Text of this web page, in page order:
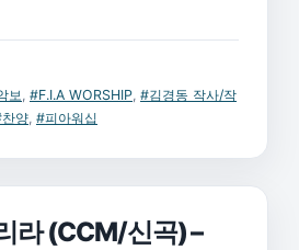
보, #F.I.A WORSHIP, #김경동 작사/작
양, #피아워십
라 (CCM/신곡) –